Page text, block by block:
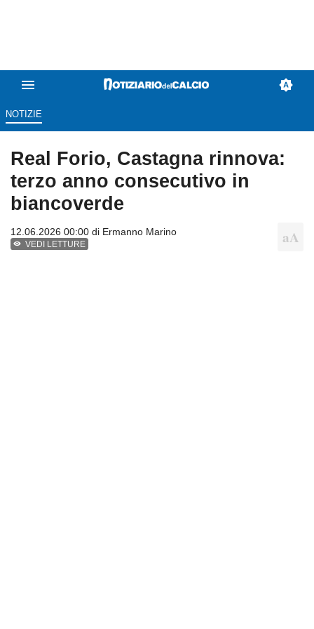
NOTIZIE
Real Forio, Castagna rinnova:
terzo anno consecutivo in
biancoverde
12.06.2026 00:00 di Ermanno Marino
VEDI LETTURE